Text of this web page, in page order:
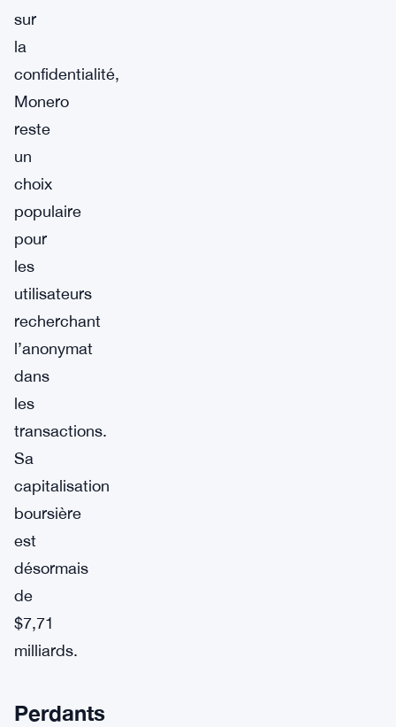
sur
la
confidentialité,
Monero
reste
un
choix
populaire
pour
les
utilisateurs
recherchant
l’anonymat
dans
les
transactions.
Sa
capitalisation
boursière
est
désormais
de
$7,71
milliards.
Perdants